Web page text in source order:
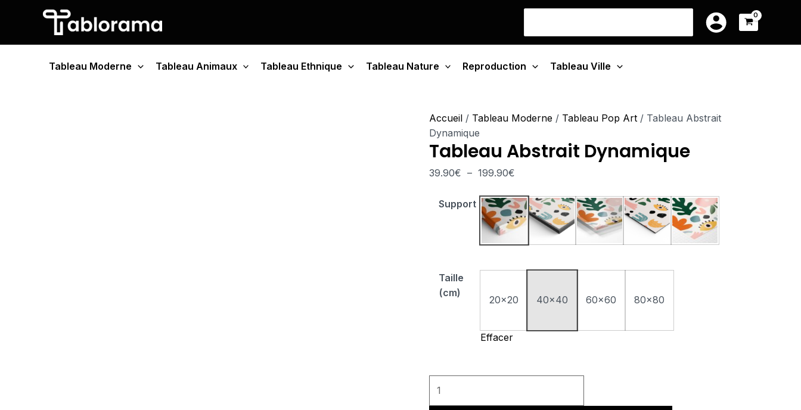
Tableau Moderne Tableau Animaux Tableau Ethnique Tableau Nature Reproduction Tableau Ville
Accueil / Tableau Moderne / Tableau Pop Art / Tableau Abstrait
Dynamique
Tableau Abstrait Dynamique
39.90€ – 199.90€
Plage
prix :
à
Support
Tableau Monté Sur Châssis
Tableau Cadre Flottant
Tableau PlexiglasTableau AluminiumPoster sur Papier
Taille
(cm)
20x20 40x40 60x60 80x80
Effacer
Dynamique
39.90€
199.90€